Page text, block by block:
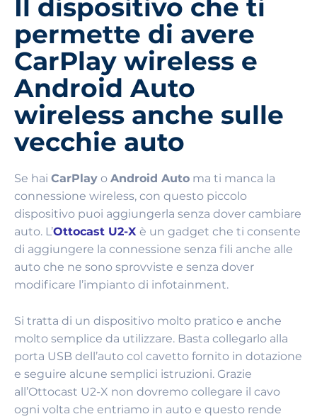
Il dispositivo che ti
permette di avere
CarPlay wireless e
Android Auto
wireless anche sulle
vecchie auto
Se hai CarPlay o Android Auto ma ti manca la
connessione wireless, con questo piccolo
dispositivo puoi aggiungerla senza dover cambiare
auto. L’Ottocast U2-X è un gadget che ti consente
di aggiungere la connessione senza fili anche alle
auto che ne sono sprovviste e senza dover
modificare l’impianto di infotainment.
Si tratta di un dispositivo molto pratico e anche
molto semplice da utilizzare. Basta collegarlo alla
porta USB dell’auto col cavetto fornito in dotazione
e seguire alcune semplici istruzioni. Grazie
all’Ottocast U2-X non dovremo collegare il cavo
ogni volta che entriamo in auto e questo rende